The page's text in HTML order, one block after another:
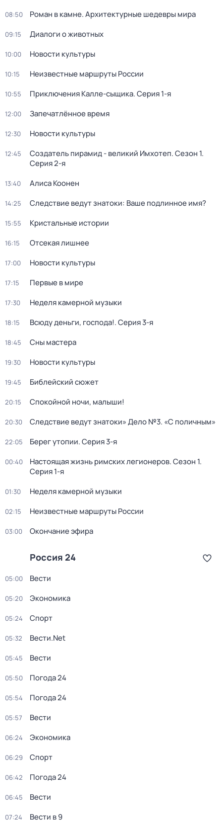
08:50 Роман в камне. Архитектурные шедевры мира
09:15 Диалоги о животных
10:00 Новости культуры
10:15 Неизвестные маршруты России
10:55 Приключения Калле-сыщика. Серия 1-я
12:00 Запечатлённое время
12:30 Новости культуры
12:45 Создатель пирамид - великий Имхотеп. Сезон 1.
Серия 2-я
13:40 Алиса Коонен
14:25 Следствие ведут знатоки: Ваше подлинное имя?
15:55 Кристальные истории
16:15 Отсекая лишнее
17:00 Новости культуры
17:15 Первые в мире
17:30 Неделя камерной музыки
18:15 Всюду деньги, господа!. Серия 3-я
18:45 Сны мастера
19:30 Новости культуры
19:45 Библейский сюжет
20:15 Спокойной ночи, малыши!
20:30 Следствие ведут знатоки» Дело №3. «С поличным»
22:05 Берег утопии. Серия 3-я
00:40 Настоящая жизнь римских легионеров. Сезон 1.
Серия 1-я
01:30 Неделя камерной музыки
02:15 Неизвестные маршруты России
03:00 Окончание эфира
Россия 24
05:00 Вести
05:20 Экономика
05:24 Спорт
05:32 Вести.Net
05:45 Вести
05:50 Погода 24
05:54 Погода 24
05:57 Вести
06:24 Экономика
06:29 Спорт
06:42 Погода 24
06:45 Вести
07:24 Вести в 9